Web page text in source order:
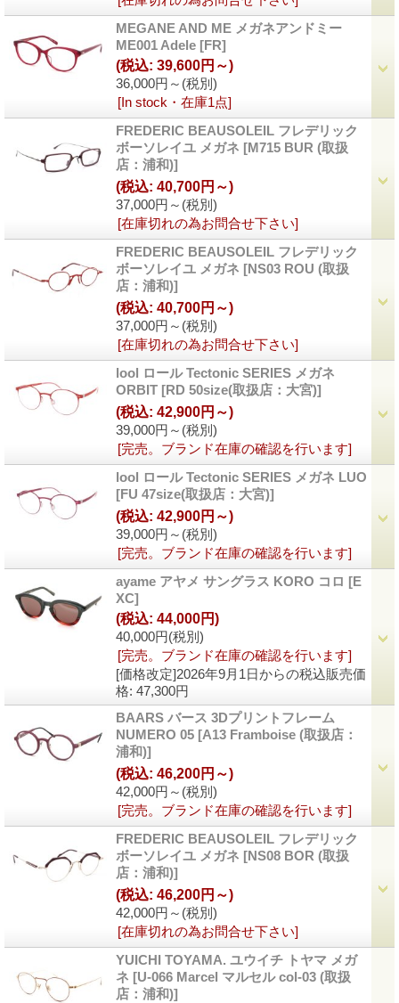
MEGANE AND ME メガネアンドミー
ME001 Adele [FR]
36,000円～ (税別)
(税込: 39,600円～)
[In stock・在庫1点]
FREDERIC BEAUSOLEIL フレデリック
ボーソレイユ メガネ [M715 BUR (取扱
店：浦和)]
37,000円～ (税別)
(税込: 40,700円～)
[在庫切れの為お問合せ下さい]
FREDERIC BEAUSOLEIL フレデリック
ボーソレイユ メガネ [NS03 ROU (取扱
店：浦和)]
37,000円～ (税別)
(税込: 40,700円～)
[在庫切れの為お問合せ下さい]
lool ロール Tectonic SERIES メガネ
ORBIT [RD 50size(取扱店：大宮)]
39,000円～ (税別)
(税込: 42,900円～)
[完売。ブランド在庫の確認を行います]
lool ロール Tectonic SERIES メガネ LUO
[FU 47size(取扱店：大宮)]
39,000円～ (税別)
(税込: 42,900円～)
[完売。ブランド在庫の確認を行います]
ayame アヤメ サングラス KORO コロ [E
XC]
40,000円(税別)
(税込: 44,000円)
[完売。ブランド在庫の確認を行います]
[価格改定]2026年9月1日からの税込販売価
格: 47,300円
BAARS バース 3Dプリントフレーム
NUMERO 05 [A13 Framboise (取扱店：
浦和)]
42,000円～ (税別)
(税込: 46,200円～)
[完売。ブランド在庫の確認を行います]
FREDERIC BEAUSOLEIL フレデリック
ボーソレイユ メガネ [NS08 BOR (取扱
店：浦和)]
42,000円～ (税別)
(税込: 46,200円～)
[在庫切れの為お問合せ下さい]
YUICHI TOYAMA. ユウイチ トヤマ メガ
ネ [U-066 Marcel マルセル col-03 (取扱
店：浦和)]